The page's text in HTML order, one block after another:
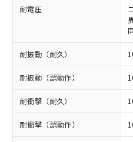
耐電圧
耐振動（耐久）
耐振動（誤動作）
耐衝撃（耐久）
耐衝撃（誤動作）
タに基づき作
覧された時点
準価格とは異
正式な納期状
様のお取引先、
ムロン制御機
ご相談くださ
オムロン制御
点は「
販売ネ
鉛(Pb) 1000ppm以下、
ミウム(Cd) 100ppm以下、
六価クロム(Cr(Ⅵ))
ル) (DEHP)(別名：DOP)
ルベンジル（BBP）
（DBP） 1000ppm以下
(DIBP) 1000ppm以下
適用除外項目は除く。
フタル酸エステル類の４
図的な使用がないことを確
*中国RoHS10物質の基準
Pb(鉛) :1000ppm、 Hg(水
Cr(Ⅵ)(六価クロム) :
ニル類) : 1000ppm、
ル類) : 1000ppm、
DBP(フタル酸ジブチル) :
イソブチル) : 1000ppm、
DEHP(フタル酸ビス(2-エ
※2 環境保護使用
または国外へ
国政府の輸出
可)を取得する
当社は規制貨
全に破砕する
いよう必要な
当社は貴社製
ル、化学兵器
武器並びにこれ
使用いたしま
○ 一定数以
△ 一定数に
－
在庫なし(
いては、
たはお客